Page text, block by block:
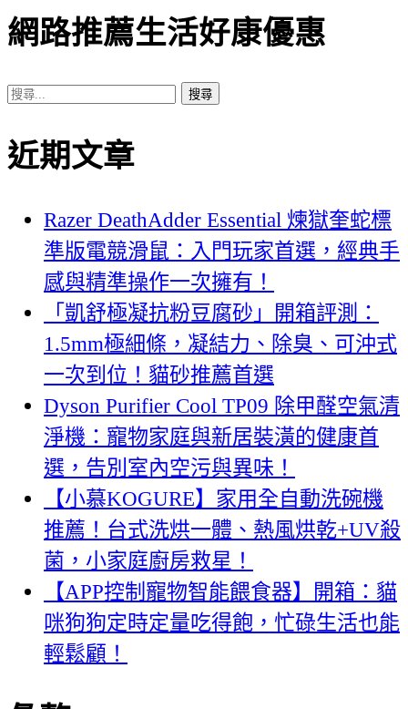
覽
網路推薦生活好康優惠
搜
關
字:
近期文章
Razer DeathAdder Essential 煉獄奎蛇標
準版電競滑鼠：入門玩家首選，經典手
感與精準操作一次擁有！
「凱舒極凝抗粉豆腐砂」開箱評測：
1.5mm極細條，凝結力、除臭、可沖式
一次到位！貓砂推薦首選
Dyson Purifier Cool TP09 除甲醛空氣清
淨機：寵物家庭與新居裝潢的健康首
選，告別室內空污與異味！
【小慕KOGURE】家用全自動洗碗機
推薦！台式洗烘一體、熱風烘乾+UV殺
菌，小家庭廚房救星！
【APP控制寵物智能餵食器】開箱：貓
咪狗狗定時定量吃得飽，忙碌生活也能
輕鬆顧！